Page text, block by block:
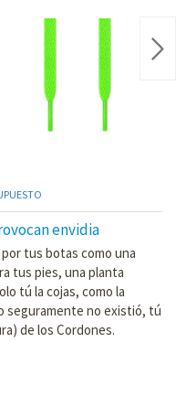
envidia
tus botas como una
tus pies, una planta
tú la cojas, como la
seguramente no existió, tú
de los Cordones.